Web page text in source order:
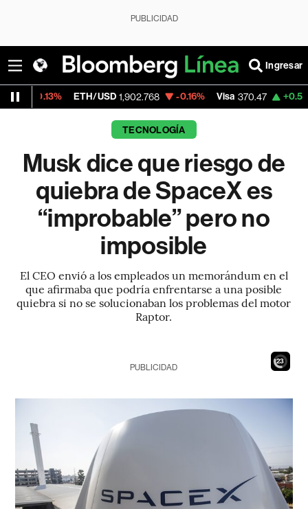
PUBLICIDAD
Ingresar
ETH/USD 1,902.768 -0.16% Visa 370.47 +0.52%
TECNOLOGÍA
Musk dice que riesgo de
quiebra de SpaceX es
“improbable” pero no
imposible
El CEO envió a los empleados un memorándum en el
que afirmaba que podría enfrentarse a una posible
quiebra si no se solucionaban los problemas del motor
Raptor.
21
PUBLICIDAD